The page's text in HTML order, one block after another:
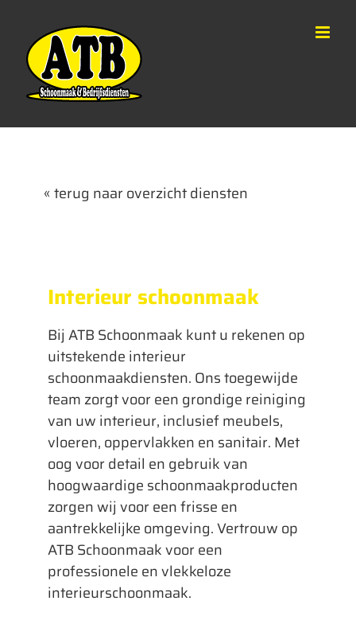
inhoud
« terug naar overzicht diensten
Interieur schoonmaak
Bij ATB Schoonmaak kunt u rekenen op
uitstekende interieur
schoonmaakdiensten. Ons toegewijde
team zorgt voor een grondige reiniging
van uw interieur, inclusief meubels,
vloeren, oppervlakken en sanitair. Met
oog voor detail en gebruik van
hoogwaardige schoonmaakproducten
zorgen wij voor een frisse en
aantrekkelijke omgeving. Vertrouw op
ATB Schoonmaak voor een
professionele en vlekkeloze
interieurschoonmaak.